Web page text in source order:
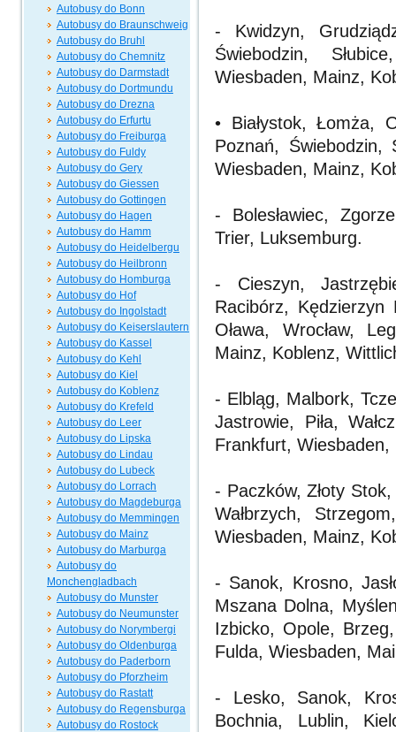
Autobusy do Bonn
Autobusy do Braunschweig
Autobusy do Bruhl
Autobusy do Chemnitz
Autobusy do Darmstadt
Autobusy do Dortmundu
Autobusy do Drezna
Autobusy do Erfurtu
Autobusy do Freiburga
Autobusy do Fuldy
Autobusy do Gery
Autobusy do Giessen
Autobusy do Gottingen
Autobusy do Hagen
Autobusy do Hamm
Autobusy do Heidelbergu
Autobusy do Heilbronn
Autobusy do Homburga
Autobusy do Hof
Autobusy do Ingolstadt
Autobusy do Keiserslautern
Autobusy do Kassel
Autobusy do Kehl
Autobusy do Kiel
Autobusy do Koblenz
Autobusy do Krefeld
Autobusy do Leer
Autobusy do Lipska
Autobusy do Lindau
Autobusy do Lubeck
Autobusy do Lorrach
Autobusy do Magdeburga
Autobusy do Memmingen
Autobusy do Mainz
Autobusy do Marburga
Autobusy do
Monchengladbach
Autobusy do Munster
Autobusy do Neumunster
Autobusy do Norymbergi
Autobusy do Oldenburga
Autobusy do Paderborn
Autobusy do Pforzheim
Autobusy do Rastatt
Autobusy do Regensburga
Autobusy do Rostock
- Kwidzyn,
Świebodzin,
Wiesbaden, Mainz,
• Białystok, Łomża,
Poznań, Świebodzin,
Wiesbaden, Mainz,
- Bolesławiec,
Trier, Luksemburg.
- Cieszyn,
Racibórz, Kędzierzyn
Oława, Wrocław,
Mainz, Koblenz,
- Elbląg, Malbork,
Jastrowie, Piła,
Frankfurt,
- Paczków, Złoty
Wałbrzych,
Wiesbaden, Mainz,
- Sanok, Krosno,
Mszana Dolna,
Izbicko, Opole, Brzeg,
Fulda, Wiesbaden,
- Lesko, Sanok,
Bochnia, Lublin,